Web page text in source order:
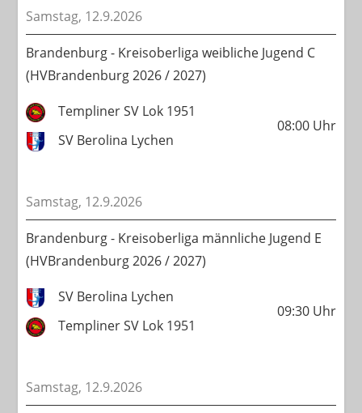
Samstag, 12.9.2026
Brandenburg - Kreisoberliga weibliche Jugend C
(HVBrandenburg 2026 / 2027)
Templiner SV Lok 1951
SV Berolina Lychen
08:00Uhr
Samstag, 12.9.2026
Brandenburg - Kreisoberliga männliche Jugend E
(HVBrandenburg 2026 / 2027)
SV Berolina Lychen
Templiner SV Lok 1951
09:30Uhr
Samstag, 12.9.2026